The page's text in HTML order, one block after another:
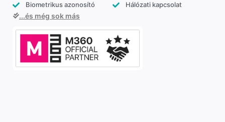
Biometrikus azonosító
Hálózati kapcsolat
...és még sok más